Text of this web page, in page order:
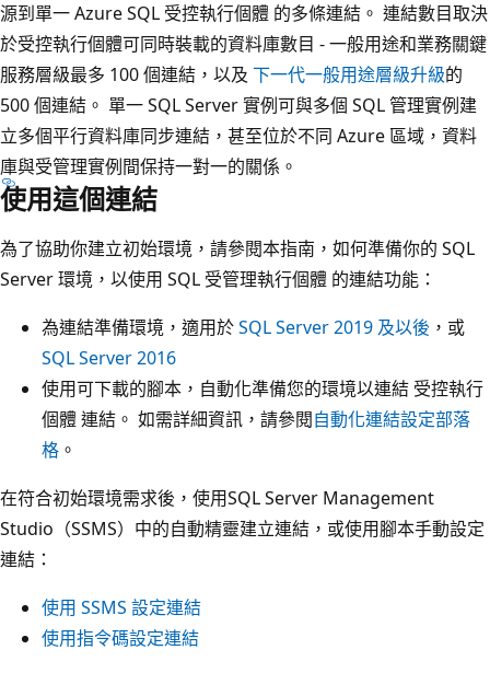
源到單一 Azure SQL 受控執行個體 的多條連結。 連結數目取決
於受控執行個體可同時裝載的資料庫數目 - 一般用途和業務關鍵
服務層級最多 100 個連結，以及 下一代一般用途層級升級的
500 個連結。 單一 SQL Server 實例可與多個 SQL 管理實例建
立多個平行資料庫同步連結，甚至位於不同 Azure 區域，資料
庫與受管理實例間保持一對一的關係。
使用這個連結
為了協助你建立初始環境，請參閱本指南，如何準備你的 SQL
Server 環境，以使用 SQL 受管理執行個體 的連結功能：
為連結準備環境，適用於SQL Server 2019 及以後 ，或
SQL Server 2016
使用可下載的腳本，自動化準備您的環境以連結 受控執行
個體 連結。 如需詳細資訊，請參閱自動化連結設定部落
格 。
在符合初始環境需求後，使用SQL Server Management
Studio（SSMS）中的自動精靈建立連結，或使用腳本手動設定
連結：
使用 SSMS 設定連結
使用指令碼設定連結